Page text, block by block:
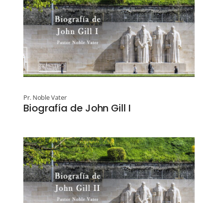
Pr. Noble Vater
Biografía de John Gill I